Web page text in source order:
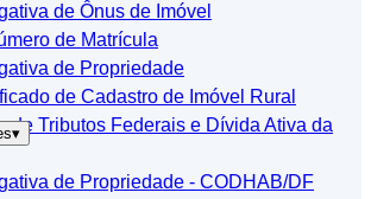
de Ônus de Imóvel
de Matrícula
de Propriedade
de Cadastro de Imóvel Rural
de Tributos Federais e Dívida Ativa da
de Propriedade - CODHAB/DF
▾